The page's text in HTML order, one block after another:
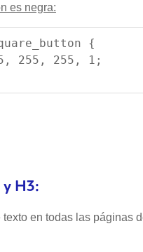
es negra:
{
255, 255, 1;
y H3:
en todas las páginas